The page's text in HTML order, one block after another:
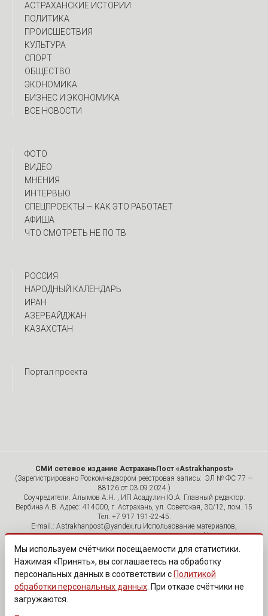
АСТРАХАНСКИЕ ИСТОРИИ
ПОЛИТИКА
ПРОИСШЕСТВИЯ
КУЛЬТУРА
СПОРТ
ОБЩЕСТВО
ЭКОНОМИКА
БИЗНЕС И ЭКОНОМИКА
ВСЕ НОВОСТИ
ФОТО
ВИДЕО
МНЕНИЯ
ИНТЕРВЬЮ
CПЕЦПРОЕКТЫ — КАК ЭТО РАБОТАЕТ
АФИША
ЧТО СМОТРЕТЬ НЕ ПО ТВ
РОССИЯ
НАРОДНЫЙ КАЛЕНДАРЬ
ИРАН
АЗЕРБАЙДЖАН
КАЗАХСТАН
Портал проекта
СМИ сетевое издание АстраханьПост «Astrakhanpost»
(Зарегистрировано Роскомнадзором реестровая запись: ЭЛ № ФС 77 —
88126 от 03.09.2024.)
Соучредители: Алымов А.Н. , ИП Асадулин Ю.А. Главный редактор:
Вербина А.В. Адрес: 414000, г. Астрахань, ул. Советская, 30/12, пом. 15
Тел. +7 917 191-22-45.
E-mail.: Astrakhanpost@yandex.ru Использование материалов,
размещенных на страницах сетевого издания «Astrakhanpost»,
допускается исключительно с указанием источника и публикацией
активной гиперссылки на портал Astrakhanpost.ru. Комментарии
читателей сайта размещаются без предварительного редактирования.
Редакция оставляет за собой право удалить их с сайта или
отредактировать, если указанные сообщения нарушают законы РФ.
«САЙТ ПРЕДНАЗНАЧЕН ДЛЯ АУДИТОРИИ 18+»
Мы используем счётчики посещаемости для статистики.
Нажимая «Принять», вы соглашаетесь на обработку
персональных данных в соответствии с Политикой
обработки персональных данных . При отказе счётчики не
загружаются.